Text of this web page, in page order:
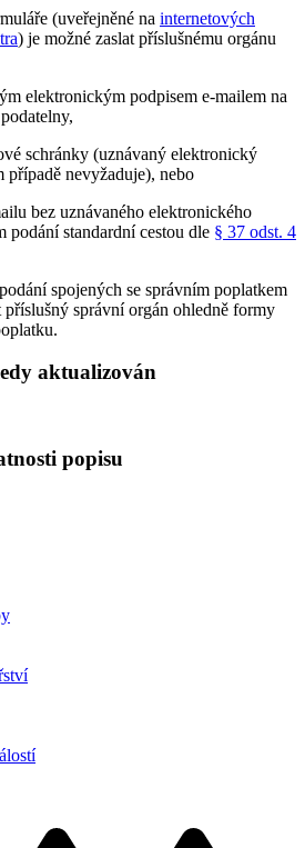
(uveřejněné na internetových
) je možné zaslat příslušnému orgánu
elektronickým podpisem e-mailem na
schránky (uznávaný elektronický
případě nevyžaduje), nebo
bez uznávaného elektronického
podání standardní cestou dle § 37 odst. 4
spojených se správním poplatkem
správní orgán ohledně formy
aktualizován
popisu